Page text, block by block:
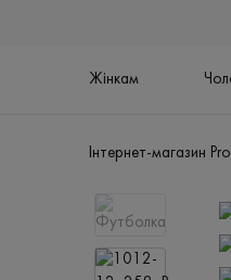
Жінкам
Інтернет-магазин